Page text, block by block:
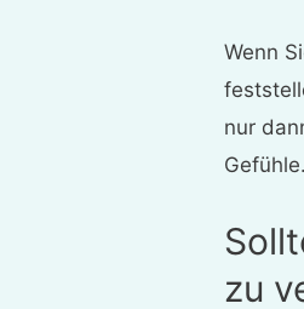
Wenn
nur
Gefühle.
zu